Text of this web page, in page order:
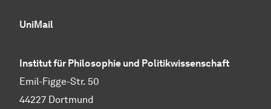
UniMail
Institut für Philosophie und Politikwissenschaft
Emil-Figge-Str. 50
44227 Dortmund